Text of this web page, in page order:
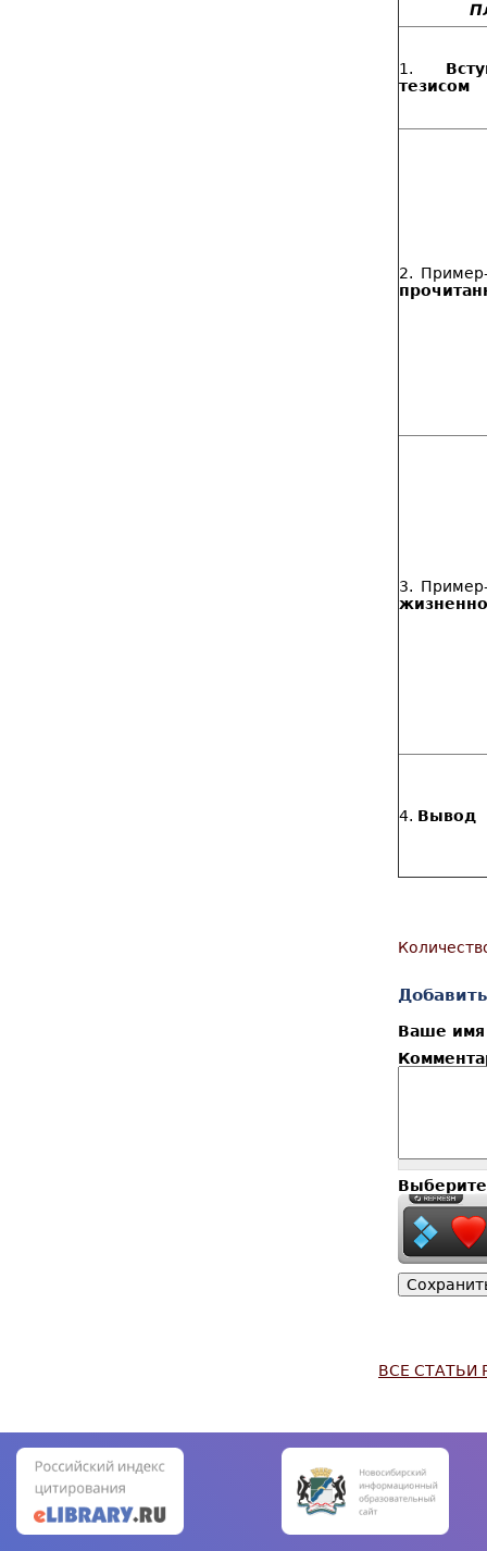
1.
тезисом
2.
3.
4. Вывод
Ваше
ВСЕ СТАТЬИ